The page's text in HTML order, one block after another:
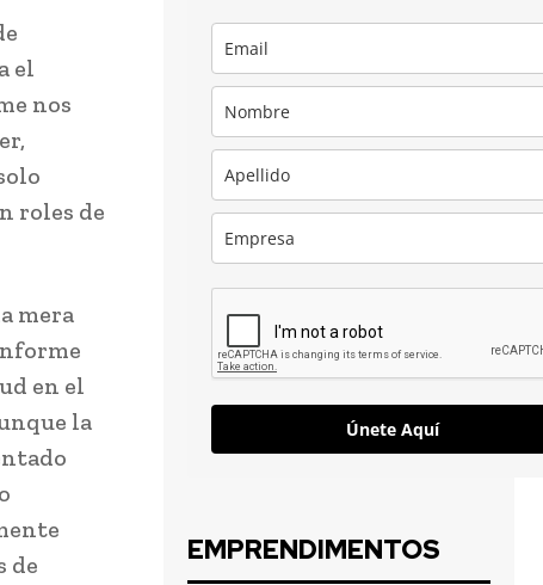
el
nos
roles de
mera
en el
la
de
Únete Aquí
EMPRENDIMENTOS